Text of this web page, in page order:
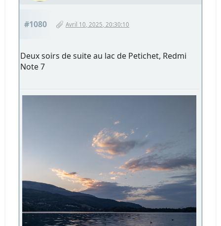
#1080 Avril 10, 2025, 20:30:10
Deux soirs de suite au lac de Petichet, Redmi
Note 7